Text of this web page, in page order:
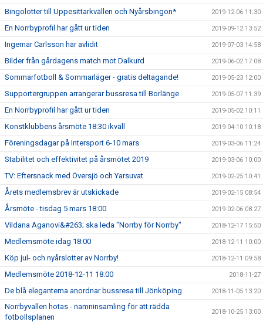
Bingolotter till Uppesittarkvällen och Nyårsbingon* 2019-12-06 11:30
En Norrbyprofil har gått ur tiden 2019-09-12 13:52
Ingemar Carlsson har avlidit 2019-07-03 14:58
Bilder från gårdagens match mot Dalkurd 2019-06-02 17:08
Sommarfotboll & Sommarläger - gratis deltagande! 2019-05-23 12:00
Supportergruppen arrangerar bussresa till Borlänge 2019-05-07 11:39
En Norrbyprofil har gått ur tiden 2019-05-02 10:11
Konstklubbens årsmöte 18:30 ikväll 2019-04-10 10:18
Föreningsdagar på Intersport 6-10 mars 2019-03-06 11:24
Stabilitet och effektivitet på årsmötet 2019 2019-03-06 10:00
TV: Eftersnack med Översjö och Yarsuvat 2019-02-25 10:41
Årets medlemsbrev är utskickade 2019-02-15 08:54
Årsmöte - tisdag 5 mars 18:00 2019-02-06 08:27
Vildana Aganovi&#263; ska leda "Norrby för Norrby" 2018-12-17 15:50
Medlemsmöte idag 18:00 2018-12-11 10:00
Köp jul- och nyårslotter av Norrby! 2018-12-11 09:58
Medlemsmöte 2018-12-11 18:00 2018-11-27
De blå eleganterna anordnar bussresa till Jönköping 2018-11-05 13:20
Norrbyvallen hotas - namninsamling för att rädda
fotbollsplanen
2018-10-25 13:00